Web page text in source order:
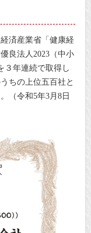
済産業省「健康経
良法人2023（中小
３年連続で取得し
ちの上位五百社と
（令和5年3月8日